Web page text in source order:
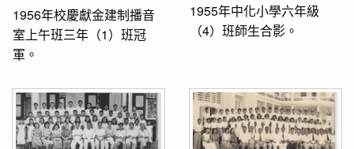
1956年校慶獻金建制播音
室上午班三年（1）班冠
軍。
1955年中化小學六年級
（4）班師生合影。